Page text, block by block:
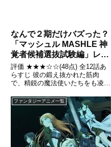
なんで２期だけバズった？
「マッシュル MASHLE 神
覚者候補選抜試験編」レビ
ュー
評価 ★★★☆☆(48点) 全12話あ
らすじ 彼の鍛え抜かれた筋肉
で、精鋭の魔法使いたちをも凌駕
む。鍛え抜かれたパワーがすべて
の魔法を粉砕する、引用-
Wikipedia
ファンタジーアニメ一覧